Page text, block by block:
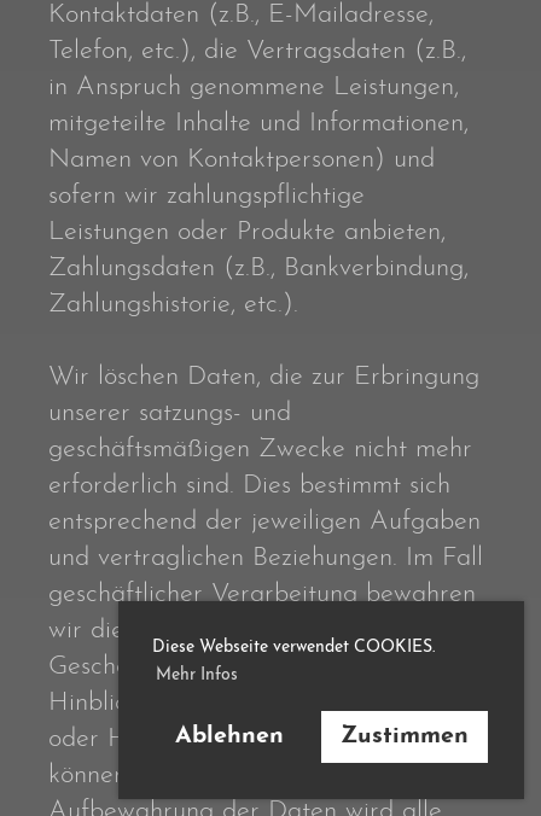
Diese Webseite verwendet COOKIES.
Mehr Infos
Ablehnen Zustimmen
Kontaktdaten (z.B., E-Mailadresse,
Telefon, etc.), die Vertragsdaten (z.B.,
in Anspruch genommene Leistungen,
mitgeteilte Inhalte und Informationen,
Namen von Kontaktpersonen) und
sofern wir zahlungspflichtige
Leistungen oder Produkte anbieten,
Zahlungsdaten (z.B., Bankverbindung,
Zahlungshistorie, etc.).
Wir löschen Daten, die zur Erbringung
unserer satzungs- und
geschäftsmäßigen Zwecke nicht mehr
erforderlich sind. Dies bestimmt sich
entsprechend der jeweiligen Aufgaben
und vertraglichen Beziehungen. Im Fall
geschäftlicher Verarbeitung bewahren
wir die Daten so lange auf, wie sie zur
Geschäftsabwicklung, als auch im
Hinblick auf etwaige Gewährleistungs-
oder Haftungspflichten relevant sein
können. Die Erforderlichkeit der